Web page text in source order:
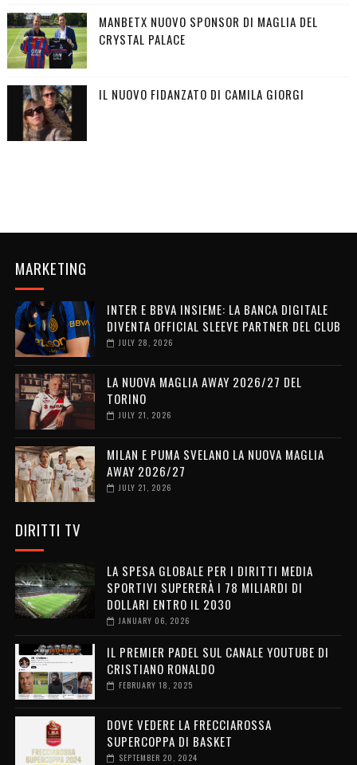
MANBETX NUOVO SPONSOR DI MAGLIA DEL
CRYSTAL PALACE
IL NUOVO FIDANZATO DI CAMILA GIORGI
MARKETING
INTER E BBVA INSIEME: LA BANCA DIGITALE
DIVENTA OFFICIAL SLEEVE PARTNER DEL CLUB
JULY 28, 2026
LA NUOVA MAGLIA AWAY 2026/27 DEL
TORINO
JULY 21, 2026
MILAN E PUMA SVELANO LA NUOVA MAGLIA
AWAY 2026/27
JULY 21, 2026
DIRITTI TV
LA SPESA GLOBALE PER I DIRITTI MEDIA
SPORTIVI SUPERERÀ I 78 MILIARDI DI
DOLLARI ENTRO IL 2030
JANUARY 06, 2026
IL PREMIER PADEL SUL CANALE YOUTUBE DI
CRISTIANO RONALDO
FEBRUARY 18, 2025
DOVE VEDERE LA FRECCIAROSSA
SUPERCOPPA DI BASKET
SEPTEMBER 20, 2024